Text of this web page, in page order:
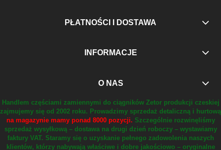
PŁATNOŚCI I DOSTAWA
INFORMACJE
O NAS
Handlem częściami zamiennymi do ciągników Zetor produkcji czeskiej
zajmujemy się od 2002 roku. Prowadzimy sprzedaż detaliczną i hurtową
na magazynie mamy ponad 8000 pozycji. Szczególnie rozwinęliśmy
sprzedaż wysyłkową – dostawa na drugi dzień roboczy – wystawiamy
faktury VAT. Staramy się o uzyskanie pełnego zadowolenia naszych
klientów, którzy nabywają właściwe i dobre jakościowo – oryginalne